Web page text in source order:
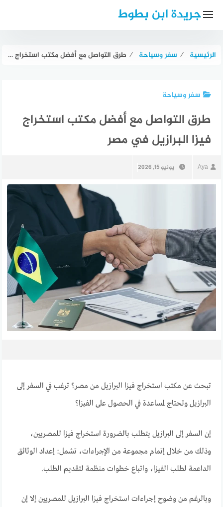
جريدة ابن بطوط
الرئيسية ⁄ سفر وسياحة ⁄ طرق التواصل مع أفضل مكتب استخراج فيزا البرازيل في مصر
سفر وسياحة
طرق التواصل مع أفضل مكتب استخراج
فيزا البرازيل في مصر
Aya يونيو 15, 2026
تبحث عن مكتب استخراج فيزا البرازيل من مصر؟ ترغب في السفر إلى
البرازيل وتحتاج لمساعدة في الحصول على الفيزا؟
إن السفر إلى البرازيل يتطلب بالضرورة استخراج فيزا للمصريين،
وذلك من خلال إتمام مجموعة من الإجراءات، تشمل: إعداد الوثائق
الداعمة لطلب الفيزا، واتباع خطوات منظمة لتقديم الطلب.
وبالرغم من وضوح إجراءات استخراج فيزا البرازيل للمصريين إلا إن